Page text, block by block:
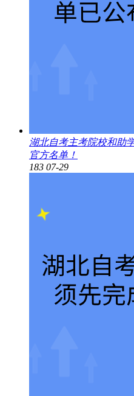
湖北自考主考院校和助
官方名单！
183 07-29